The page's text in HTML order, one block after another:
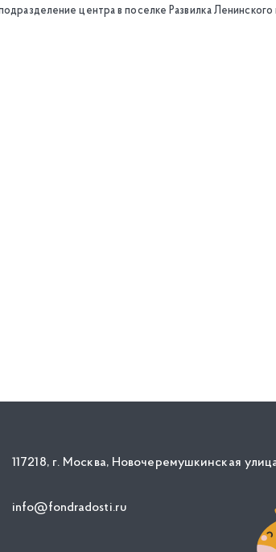
центра в поселке Развилка Ленинского
117218, г. Москва, Новочеремушкинская
info@fondradosti.ru